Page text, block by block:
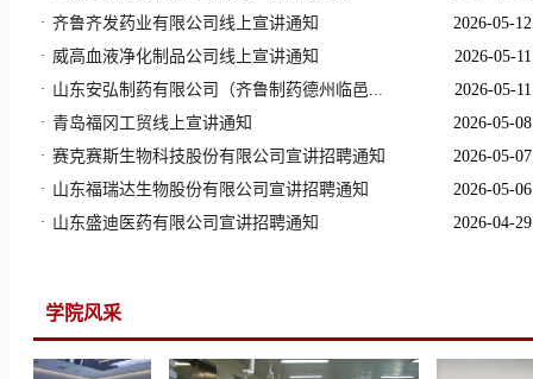
· 齐鲁齐发药业有限公司线上宣讲通知 2026-05-12
· 威高血液净化制品公司线上宣讲通知 2026-05-11
· 山东安弘制药有限公司（齐鲁制药德州临邑... 2026-05-11
· 青岛福冈工贸线上宣讲通知 2026-05-08
· 赛克赛斯生物科技股份有限公司宣讲招聘通知 2026-05-07
· 山东福瑞达生物股份有限公司宣讲招聘通知 2026-05-06
· 山东盛迪医药有限公司宣讲招聘通知 2026-04-29
学院风采